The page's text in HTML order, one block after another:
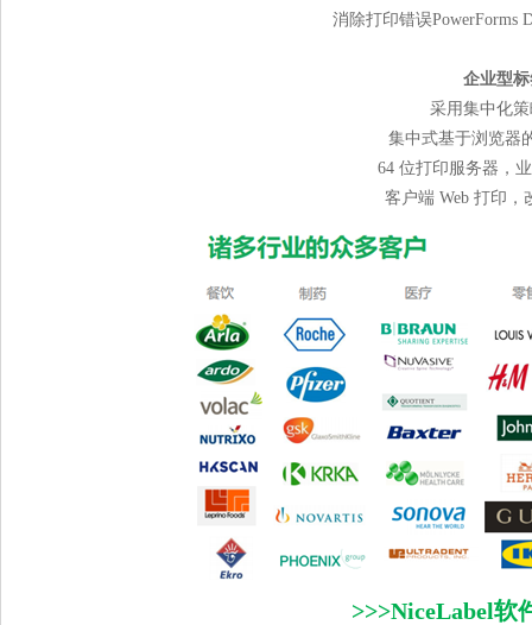
消除打印错误PowerForms
企业型
采用集中化
集中式基于浏览器
64 位打印服务器，
客户端 Web 打印，
>>>NiceLabel软